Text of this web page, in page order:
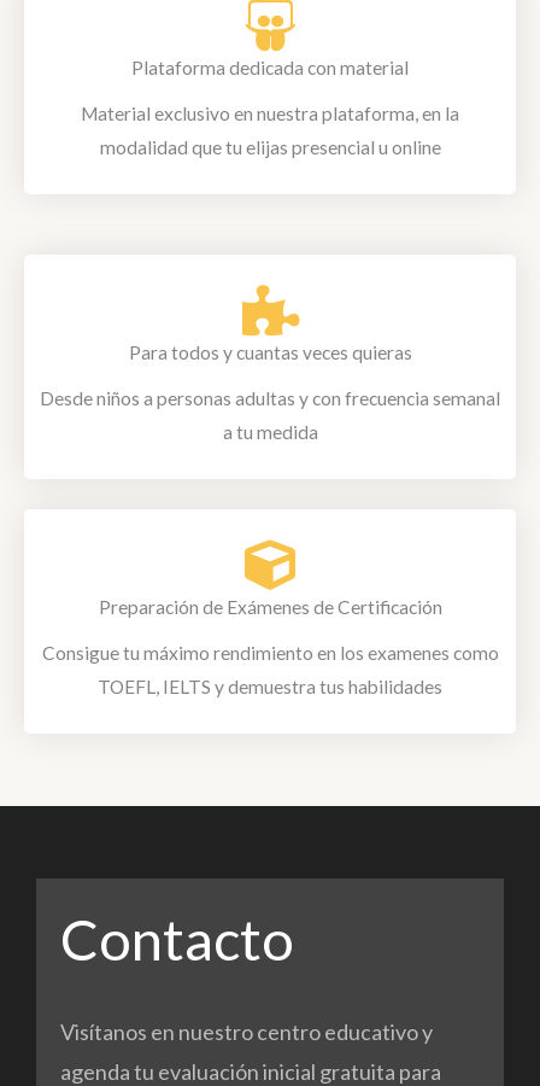
Plataforma dedicada con material
Material exclusivo en nuestra plataforma, en la
modalidad que tu elijas presencial u online
Para todos y cuantas veces quieras
Desde niños a personas adultas y con frecuencia semanal
a tu medida
Preparación de Exámenes de Certificación
Consigue tu máximo rendimiento en los examenes como
TOEFL, IELTS y demuestra tus habilidades
Contacto
Visítanos en nuestro centro educativo y
agenda tu evaluación inicial gratuita para